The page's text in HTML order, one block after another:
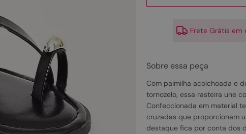
Frete Grátis em
Sobre essa peça
Com palmilha acolchoada e
tornozelo, essa rasteira une
Confeccionada em material
cruzadas que proporcionam
destaque fica por conta dos